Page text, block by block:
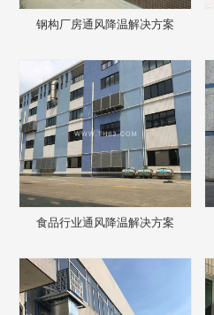
钢构厂房通风降温解决方案
食品行业通风降温解决方案